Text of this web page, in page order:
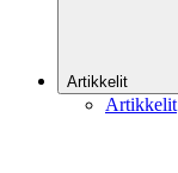
Artikkelit
Artikkelit